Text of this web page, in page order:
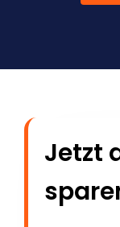
Jetzt